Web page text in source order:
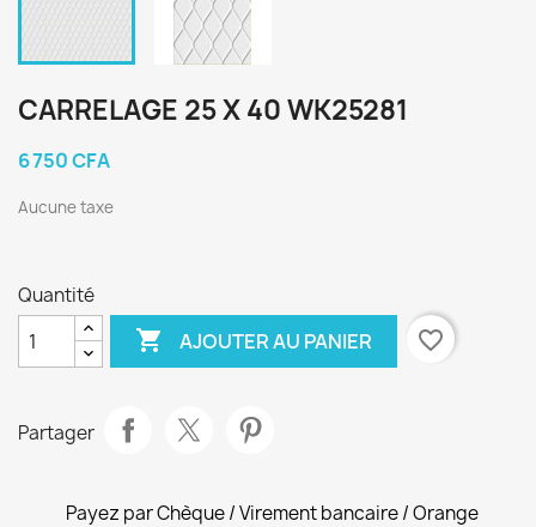
CARRELAGE 25 X 40 WK25281
6 750 CFA
Aucune taxe
Quantité
 AJOUTER AU PANIER favorite_border
Partager
Payez par Chèque / Virement bancaire / Orange